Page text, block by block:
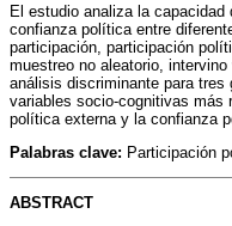
El estudio analiza la
confianza política entre
participación, participación
muestreo no aleatorio,
análisis discriminante para tres
variables socio-cognitivas más
política externa y la confianza
Palabras clave: Participación
ABSTRACT